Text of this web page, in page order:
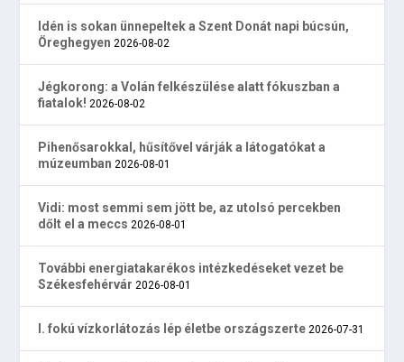
Idén is sokan ünnepeltek a Szent Donát napi búcsún,
Öreghegyen 2026-08-02
Jégkorong: a Volán felkészülése alatt fókuszban a
fiatalok! 2026-08-02
Pihenősarokkal, hűsítővel várják a látogatókat a
múzeumban 2026-08-01
Vidi: most semmi sem jött be, az utolsó percekben
dőlt el a meccs 2026-08-01
További energiatakarékos intézkedéseket vezet be
Székesfehérvár 2026-08-01
I. fokú vízkorlátozás lép életbe országszerte 2026-07-31